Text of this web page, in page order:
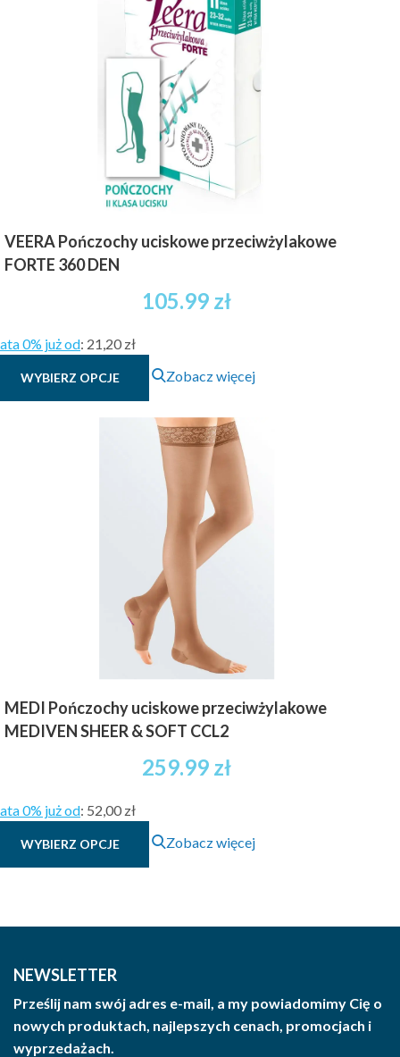
Opcje
można
wybrać
na
stronie
produktu
VEERA Pończochy uciskowe przeciwżylakowe
FORTE 360 DEN
105.99 zł
0% już od: 21,20 zł
WYBIERZ OPCJE
Ten
produkt
wiele
wariantów.
Opcje
można
wybrać
na
stronie
produktu
Zobacz więcej
MEDI Pończochy uciskowe przeciwżylakowe
MEDIVEN SHEER & SOFT CCL2
259.99 zł
0% już od: 52,00 zł
WYBIERZ OPCJE
Ten
produkt
na
stronie
Zobacz więcej
NEWSLETTER
Prześlij nam swój adres e-mail, a my powiadomimy Cię o
nowych produktach, najlepszych cenach, promocjach i
wyprzedażach.